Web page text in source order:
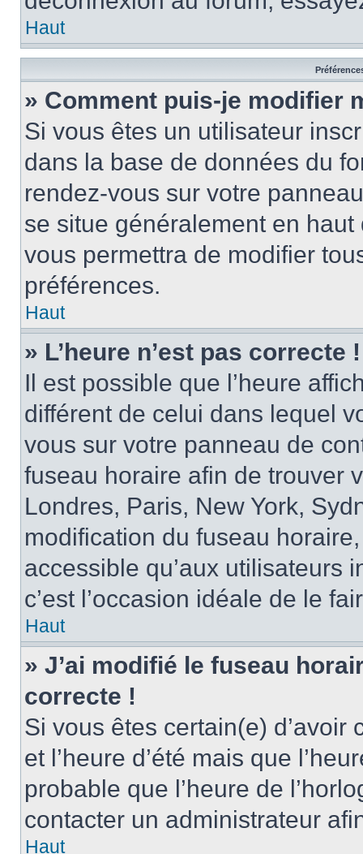
Haut
» Comment puis-je modifier
Si vous êtes un utilisateur
dans la base de données du
rendez-vous sur votre
se situe généralement en
vous permettra de modifier
préférences.
Haut
» L’heure n’est pas correcte !
Il est possible que l’heure
différent de celui dans lequel
vous sur votre panneau de
fuseau horaire afin de trouver
Londres, Paris, New York,
modification du fuseau
accessible qu’aux utilisateurs
c’est l’occasion idéale de le
Haut
» J’ai modifié le fuseau
correcte !
Si vous êtes certain(e)
et l’heure d’été mais que
probable que l’heure de
contacter un administrateur
Haut